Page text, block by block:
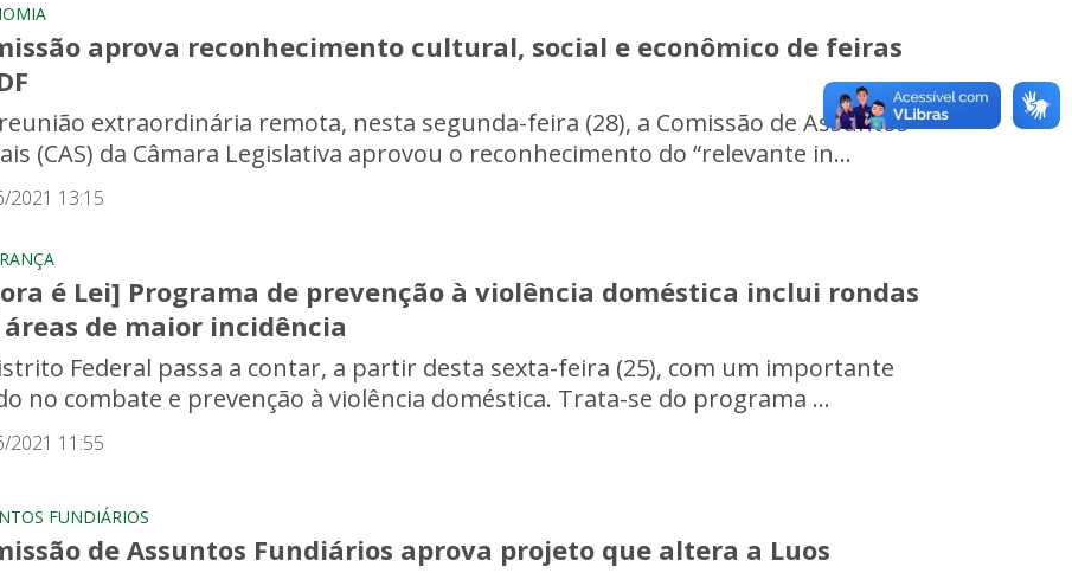
aprova reconhecimento cultural, social e econômico de feiras
extraordinária remota, nesta segunda-feira (28), a Comissão de Assuntos
(CAS) da Câmara Legislativa aprovou o reconhecimento do “relevante in...
2021 13:15
é Lei] Programa de prevenção à violência doméstica inclui rondas
de maior incidência
Federal passa a contar, a partir desta sexta-feira (25), com um importante
no combate e prevenção à violência doméstica. Trata-se do programa ...
2021 11:55
FUNDIÁRIOS
de Assuntos Fundiários aprova projeto que altera a Luos